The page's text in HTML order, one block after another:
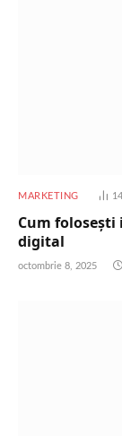
MARKETING 14
Cum
digital
octombrie 8, 2025